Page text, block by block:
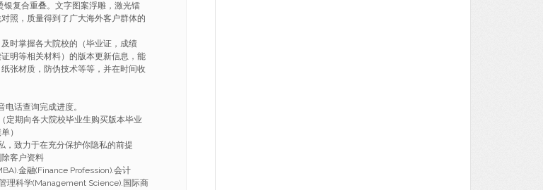
银复合重叠。文字图案浮雕，激光镭
照，质量得到了广大海外客户群体的
时掌握各大院校的（毕业证，成绩
明等相关材料）的版本更新信息，能
张材质，防伪技术等等，并在时间收
话查询完成进度。
定期向各大院校毕业生购买版本毕业
）
，致力于在充分保护你隐私的前提
客户资料
金融(Finance Profession).会计
理科学(Management Science).国际商